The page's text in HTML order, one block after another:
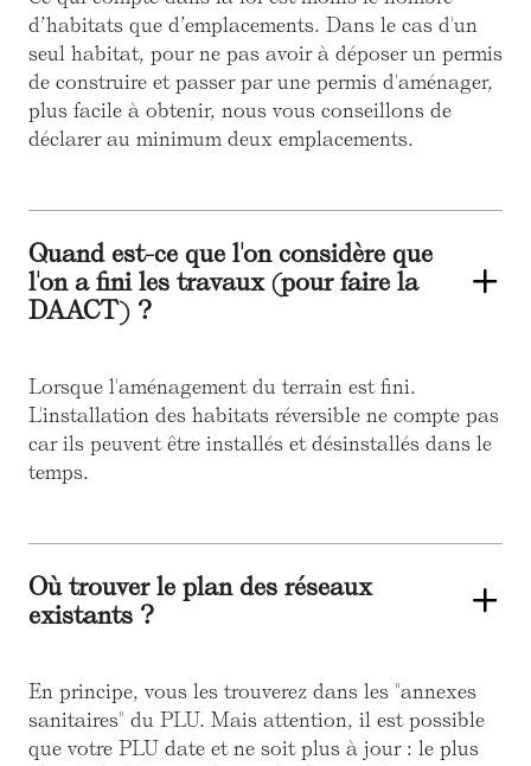
d’habitats que d’emplacements. Dans le cas d'un
seul habitat, pour ne pas avoir à déposer un permis
de construire et passer par une permis d'aménager,
plus facile à obtenir, nous vous conseillons de
déclarer au minimum deux emplacements.
Quand est-ce que l'on considère que
l'on a fini les travaux (pour faire la
DAACT) ?
Lorsque l'aménagement du terrain est fini.
L'installation des habitats réversible ne compte pas
car ils peuvent être installés et désinstallés dans le
temps.
Où trouver le plan des réseaux
existants ?
En principe, vous les trouverez dans les "annexes
sanitaires" du PLU. Mais attention, il est possible
que votre PLU date et ne soit plus à jour : le plus